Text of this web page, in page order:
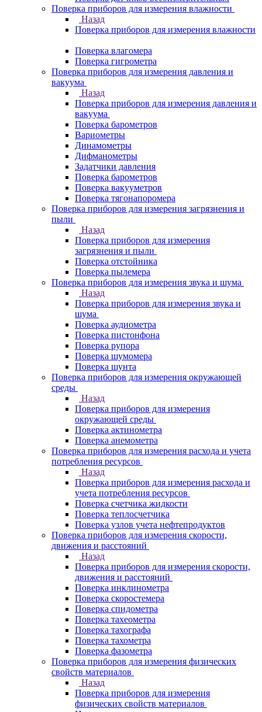
Поверка приборов для измерения влажности
Назад
Поверка приборов для измерения влажности
Поверка влагомера
Поверка гигрометра
Поверка приборов для измерения давления и
вакуума
Назад
Поверка приборов для измерения давления и
вакуума
Поверка барометров
Вариометры
Динамометры
Дифманометры
Задатчики давления
Поверка барометров
Поверка вакууметров
Поверка тягонапоромера
Поверка приборов для измерения загрязнения и
пыли
Назад
Поверка приборов для измерения
загрязнения и пыли
Поверка отстойника
Поверка пылемера
Поверка приборов для измерения звука и шума
Назад
Поверка приборов для измерения звука и
шума
Поверка аудиометра
Поверка пистонфона
Поверка рупора
Поверка шумомера
Поверка шунта
Поверка приборов для измерения окружающей
среды
Назад
Поверка приборов для измерения
окружающей среды
Поверка актинометра
Поверка анемометра
Поверка приборов для измерения расхода и учета
потребления ресурсов
Назад
Поверка приборов для измерения расхода и
учета потребления ресурсов
Поверка счетчика жидкости
Поверка теплосчетчика
Поверка узлов учета нефтепродуктов
Поверка приборов для измерения скорости,
движения и расстояний
Назад
Поверка приборов для измерения скорости,
движения и расстояний
Поверка инклинометра
Поверка скоростемера
Поверка спидометра
Поверка тахеометра
Поверка тахографа
Поверка тахометра
Поверка фазометра
Поверка приборов для измерения физических
свойств материалов
Назад
Поверка приборов для измерения
физических свойств материалов